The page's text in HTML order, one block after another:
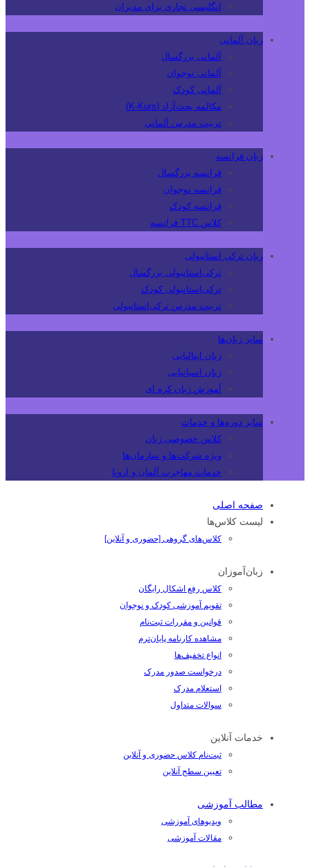
انگلیسی تجاری برای مدیران
زبان آلمانی
آلمانی بزرگسال
آلمانی نوجوان
آلمانی کودک
مکالمه بحث‌آزاد (K-Kurs)
تربیت مدرس آلمانی
زبان فرانسه
فرانسه بزرگسال
فرانسه نوجوان
فرانسه کودک
کلاس TTC فرانسه
زبان ترکی استانبولی
ترکی‌استانبولی بزرگسال
ترکی‌استانبولی کودک
تربیت مدرس ترکی‌استانبولی
سایر زبان‌ها
زبان ایتالیایی
زبان اسپانیایی
آموزش زبان کره ای
سایر دوره‌ها و خدمات
کلاس خصوصی زبان
ویژه شرکت‌ها و سازمان‌ها
خدمات مهاجرت آلمان و اروپا
صفحه اصلی
لیست کلاس‌ها
کلاس‌های گروهی [حضوری و آنلاین]
زبان‌آموزان
کلاس رفع اشکال رایگان
تقویم آموزشی کودک و نوجوان
قوانین و مقررات ثبت‌نام
مشاهده کارنامه پایان‌ترم
انواع تخفیف‌ها
درخواست صدور مدرک
استعلام مدرک
سوالات متداول
خدمات آنلاین
ثبت‌نام کلاس حضوری و آنلاین
تعیین سطح آنلاین
مطالب آموزشی
ویدیوهای آموزشی
مقالات آموزشی